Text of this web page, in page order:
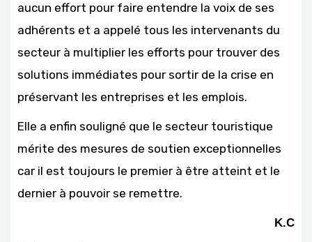
aucun effort pour faire entendre la voix de ses
adhérents et a appelé tous les intervenants du
secteur à multiplier les efforts pour trouver des
solutions immédiates pour sortir de la crise en
préservant les entreprises et les emplois.
Elle a enfin souligné que le secteur touristique
mérite des mesures de soutien exceptionnelles
car il est toujours le premier à être atteint et le
dernier à pouvoir se remettre.
K.C